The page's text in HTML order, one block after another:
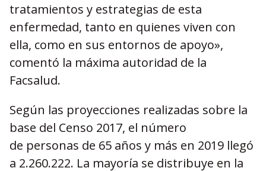
tratamientos y estrategias de esta
enfermedad, tanto en quienes viven con
ella, como en sus entornos de apoyo»,
comentó la máxima autoridad de la
Facsalud.
Según las proyecciones realizadas sobre la
base del Censo 2017, el número
de personas de 65 años y más en 2019 llegó
a 2.260.222. La mayoría se distribuye en la